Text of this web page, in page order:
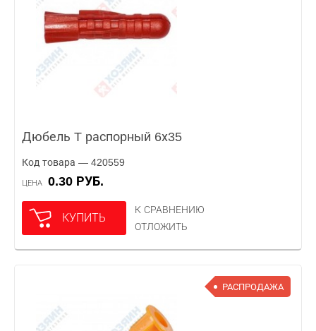
Дюбель T распорный 6х35
Код товара — 420559
ЦЕНА 0.30 РУБ.
КУПИТЬ
К СРАВНЕНИЮ
ОТЛОЖИТЬ
РАСПРОДАЖА